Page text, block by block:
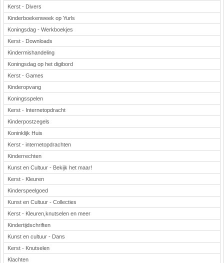
Kerst - Divers
Kinderboekenweek op Yurls
Koningsdag - Werkboekjes
Kerst - Downloads
Kindermishandeling
Koningsdag op het digibord
Kerst - Games
Kinderopvang
Koningsspelen
Kerst - Internetopdracht
Kinderpostzegels
Koninklijk Huis
Kerst - internetopdrachten
Kinderrechten
Kunst en Cultuur - Bekijk het maar!
Kerst - Kleuren
Kinderspeelgoed
Kunst en Cultuur - Collecties
Kerst - Kleuren,knutselen en meer
Kindertijdschriften
Kunst en cultuur - Dans
Kerst - Knutselen
Klachten